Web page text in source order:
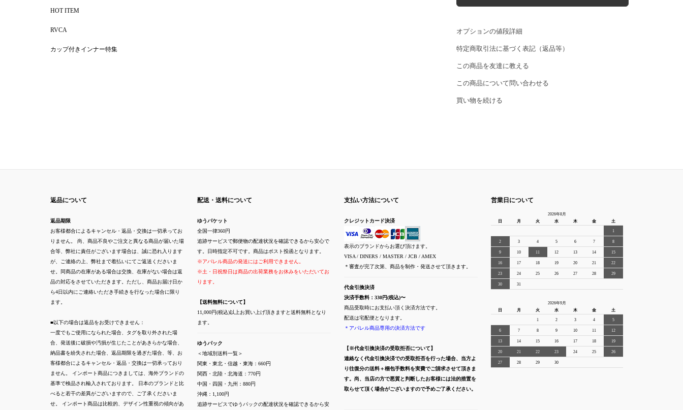
オプションの値段詳細
特定商取引法に基づく表記（返品等）
この商品を友達に教える
この商品について問い合わせる
買い物を続ける
HOT ITEM
RVCA
カップ付きインナー特集
返品について
返品期限
お客様都合によるキャンセル・返品・交換は一切承ってお
りません。 尚、商品不良やご注文と異なる商品が届いた場
合等、弊社に責任がございます場合は、誠に恐れ入ります
が、ご連絡の上、弊社まで着払いにてご返送くださいま
せ。同商品の在庫がある場合は交換、在庫がない場合は返
品の対応をさせていただきます。ただし、商品お届け日か
ら4日以内にご連絡いただき手続きを行なった場合に限り
ます。
■以下の場合は返品をお受けできません：
一度でもご使用になられた場合、タグを取り外された場
合、発送後に破損や汚損が生じたことがあきらかな場合、
納品書を紛失された場合、返品期限を過ぎた場合、等、お
客様都合によるキャンセル・返品・交換は一切承っており
ません。 インポート商品につきましては、海外ブランドの
基準で検品され輸入されております。 日本のブランドと比
べると若干の差異がございますので、ご了承くださいま
せ。 インポート商品は比較的、デザイン性重視の傾向があ
配送・送料について
ゆうパケット
全国一律360円
追跡サービスで郵便物の配達状況を確認できるから安心で
す。日時指定不可です。商品はポスト投函となります。
※アパレル商品の発送にはご利用できません。
※土・日祝祭日は商品の出荷業務をお休みをいただいてお
ります。
【送料無料について】
11,000円(税込)以上お買い上げ頂きますと送料無料となり
ます。
ゆうパック
＜地域別送料一覧＞
関東・東北・信越・東海：660円
関西・北陸・北海道：770円
中国・四国・九州：880円
沖縄：1,100円
追跡サービスでゆうパックの配達状況を確認できるから安
支払い方法について
クレジットカード決済
表示のブランドからお選び頂けます。
VISA / DINERS / MASTER / JCB / AMEX
＊審査が完了次第、商品を制作・発送させて頂きます。
代金引換決済
決済手数料：330円(税込)〜
商品受取時にお支払い頂く決済方法です。
配送は宅配便となります。
＊アパレル商品専用の決済方法です
【※代金引換決済の受取拒否について】
連絡なく代金引換決済での受取拒否を行った場合、当方よ
り往復分の送料＋梱包手数料を実費でご請求させて頂きま
す。尚、当店の方で悪質と判断したお客様には法的措置を
取らせて頂く場合がございますので予めご了承ください。
営業日について
2026年8月
日
月 火 水 木 金
土
1
2 3 4 5 6 7 8
9 10 11 12 13 14 15
16 17 18 19 20 21 22
23 24 25 26 27 28 29
30 31
2026年9月
日
月 火 水 木 金
土
1
2 3 4 5
6 7 8 9 10 11 12
13 14 15 16 17 18 19
20 21 22 23 24 25 26
27 28 29 30